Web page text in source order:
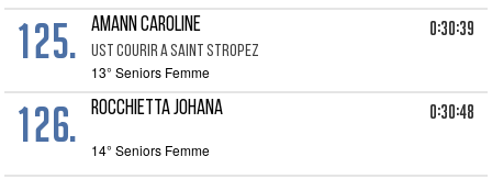
125. AMANN CAROLINE
UST COURIR A SAINT STROPEZ
0:30:39
13° Seniors Femme
126. ROCCHIETTA JOHANA 0:30:48
14° Seniors Femme